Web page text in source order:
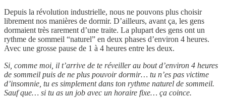
Depuis la révolution industrielle, nous ne pouvons plus choisir
librement nos manières de dormir. D’ailleurs, avant ça, les gens
dormaient très rarement d’une traite. La plupart des gens ont un
rythme de sommeil “naturel” en deux phases d’environ 4 heures.
Avec une grosse pause de 1 à 4 heures entre les deux.
Si, comme moi, il t’arrive de te réveiller au bout d’environ 4 heures
de sommeil puis de ne plus pouvoir dormir… tu n’es pas victime
d’insomnie, tu es simplement dans ton rythme naturel de sommeil.
Sauf que… si tu as un job avec un horaire fixe… ça coince.